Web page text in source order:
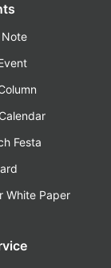
Note
Festa
White Paper